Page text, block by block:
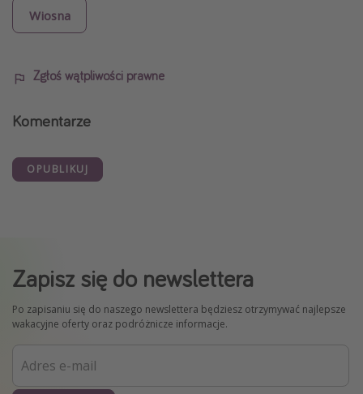
Wiosna
Zgłoś wątpliwości prawne
Komentarze
OPUBLIKUJ
Zapisz się do newslettera
Po zapisaniu się do naszego newslettera będziesz otrzymywać najlepsze
wakacyjne oferty oraz podróżnicze informacje.